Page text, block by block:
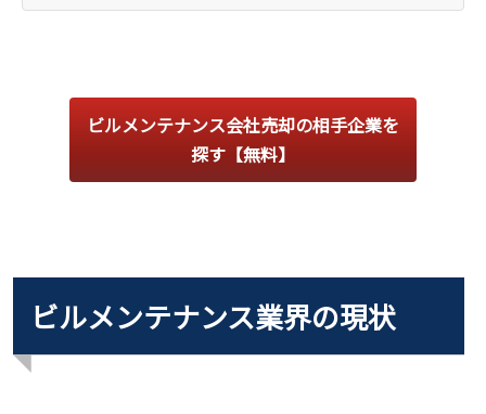
ビルメンテナンス会社売却の相手企業を
探す【無料】
ビルメンテナンス業界の現状